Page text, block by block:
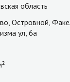
область
Островной,
ул, 6а